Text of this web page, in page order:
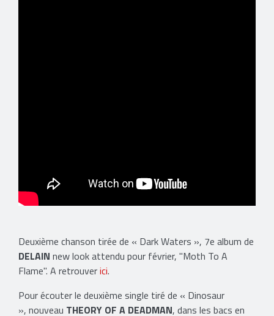
Deuxième chanson tirée de « Dark Waters », 7e album de
DELAIN new look attendu pour février, "Moth To A
Flame".​ A retrouverici.
Pour écouter le deuxième single tiré de « Dinosaur
», nouveau THEORY OF A DEADMAN, dans les bacs en